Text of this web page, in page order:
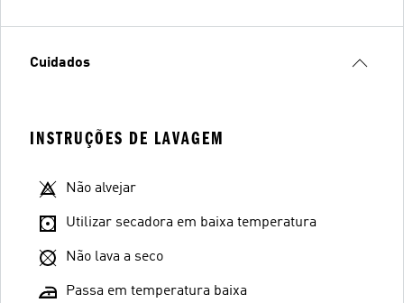
Cuidados
INSTRUÇÕES DE LAVAGEM
Não alvejar
Utilizar secadora em baixa temperatura
Não lava a seco
Passa em temperatura baixa